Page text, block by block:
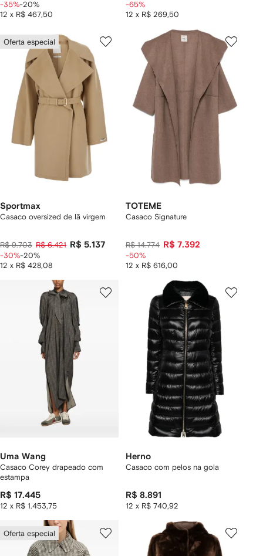
12 x R$ 467,50
-35%-20%
12 x R$ 269,50
-65%
Oferta especial
Sportmax
Casaco oversized de lã virgem
R$ 9.703 R$ 6.421 R$ 5.137
12 x R$ 428,08
-30%-20%
TOTEME
Casaco Signature
R$ 14.774 R$ 7.392
12 x R$ 616,00
-50%
Uma Wang
Casaco Corey drapeado com
estampa
R$ 17.445
12 x R$ 1.453,75
Herno
Casaco com pelos na gola
R$ 8.891
12 x R$ 740,92
Oferta especial